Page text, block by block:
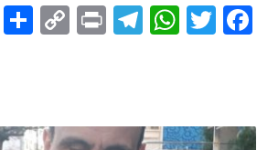
F
b
T
W
A
T
a
Pr
C
Li